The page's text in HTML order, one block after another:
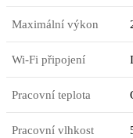
Maximální výkon
Wi-Fi připojení
Pracovní teplota
Pracovní vlhkost